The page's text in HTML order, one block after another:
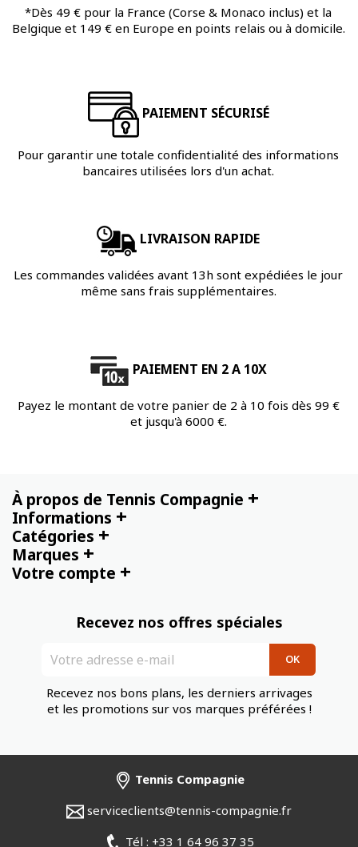
*Dès 49 € pour la France (Corse & Monaco inclus) et la
Belgique et 149 € en Europe en points relais ou à domicile.
PAIEMENT SÉCURISÉ
Pour garantir une totale confidentialité des informations
bancaires utilisées lors d'un achat.
LIVRAISON RAPIDE
Les commandes validées avant 13h sont expédiées le jour
même sans frais supplémentaires.
PAIEMENT EN 2 A 10X
Payez le montant de votre panier de 2 à 10 fois dès 99 €
et jusqu'à 6000 €.
À propos de Tennis Compagnie +
Informations +
Catégories +
Marques +
Votre compte +
Recevez nos offres spéciales
Recevez nos bons plans, les derniers arrivages
et les promotions sur vos marques préférées !
Tennis Compagnie
serviceclients@tennis-compagnie.fr
Tél : +33 1 64 96 37 35